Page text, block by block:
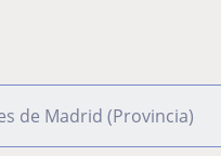
de Madrid (Provincia)